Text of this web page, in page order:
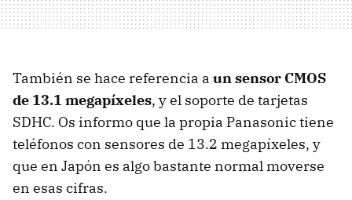
También se hace referencia a un sensor CMOS
de 13.1 megapíxeles, y el soporte de tarjetas
SDHC. Os informo que la propia Panasonic tiene
teléfonos con sensores de 13.2 megapíxeles, y
que en Japón es algo bastante normal moverse
en esas cifras.